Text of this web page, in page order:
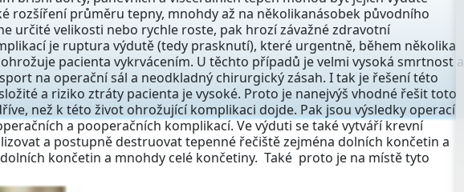
rozšíření průměru tepny, mnohdy až na několikanásobek původního
určité velikosti nebo rychle roste, pak hrozí závažné zdravotní
je ruptura výdutě (tedy prasknutí), které urgentně, během několika
pacienta vykrvácením. U těchto případů je velmi vysoká smrtnost a
na operační sál a neodkladný chirurgický zásah. I tak je řešení této
a riziko ztráty pacienta je vysoké. Proto je nanejvýš vhodné řešit toto
než k této život ohrožující komplikaci dojde. Pak jsou výsledky operací
a pooperačních komplikací. Ve výduti se také vytváří krevní
a postupně destruovat tepenné řečiště zejména dolních končetin a
končetin a mnohdy celé končetiny. Také proto je na místě tyto